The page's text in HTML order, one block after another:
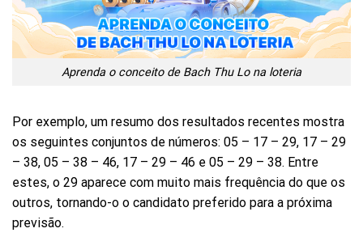
Aprenda o conceito de Bach Thu Lo na loteria
Por exemplo, um resumo dos resultados recentes mostra
os seguintes conjuntos de números: 05 – 17 – 29, 17 – 29
– 38, 05 – 38 – 46, 17 – 29 – 46 e 05 – 29 – 38. Entre
estes, o 29 aparece com muito mais frequência do que os
outros, tornando-o o candidato preferido para a próxima
previsão.